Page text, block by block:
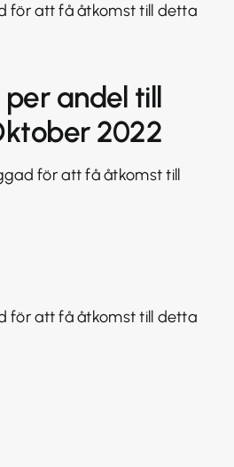
för att få åtkomst till detta
andel till
2022
för att få åtkomst till
för att få åtkomst till detta